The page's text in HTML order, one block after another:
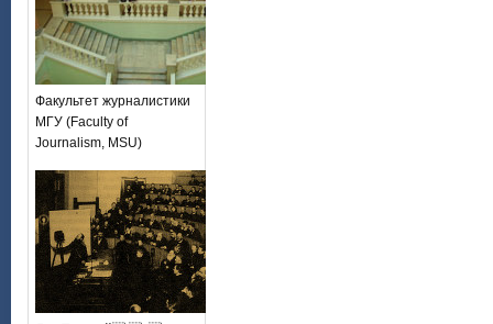
Факультет журналистики
МГУ (Faculty of
Journalism, MSU)